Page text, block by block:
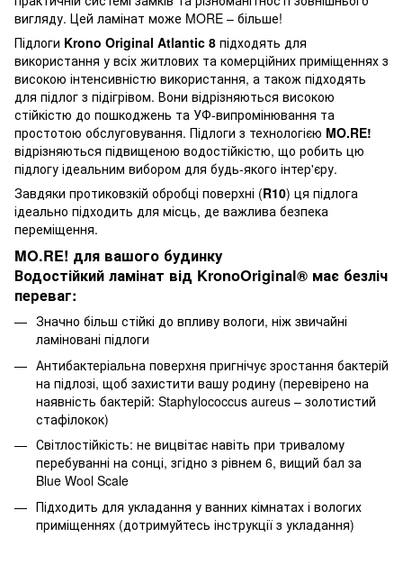
вигляду. Цей ламінат може MORE – більше!
Підлоги Krono Original Atlantic 8 підходять для
використання у всіх житлових та комерційних приміщеннях з
високою інтенсивністю використання, а також підходять
для підлог з підігрівом. Вони відрізняються високою
стійкістю до пошкоджень та УФ-випромінювання та
простотою обслуговування. Підлоги з технологією MO.RE!
відрізняються підвищеною водостійкістю, що робить цю
підлогу ідеальним вибором для будь-якого інтер'єру.
Завдяки протиковзкій обробці поверхні (R10) ця підлога
ідеально підходить для місць, де важлива безпека
переміщення.
MO.RE! для вашого будинку
Водостійкий ламінат від KronoOriginal® має безліч
переваг:
Значно більш стійкі до впливу вологи, ніж звичайні
ламіновані підлоги
Антибактеріальна поверхня пригнічує зростання бактерій
на підлозі, щоб захистити вашу родину (перевірено на
наявність бактерій: Staphylococcus aureus – золотистий
стафілокок)
Світлостійкість: не вицвітає навіть при тривалому
перебуванні на сонці, згідно з рівнем 6, вищий бал за
Blue Wool Scale
Підходить для укладання у ванних кімнатах і вологих
приміщеннях (дотримуйтесь інструкції з укладання)